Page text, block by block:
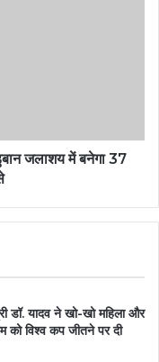
जलाशय में बनेगा 37
डॉ. यादव ने खो-खो महिला और
को विश्व कप जीतने पर दी